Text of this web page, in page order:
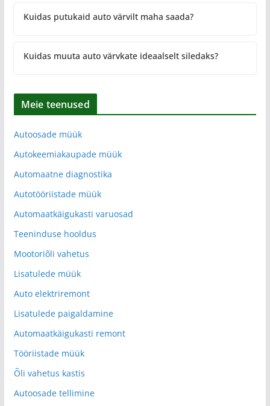
Kuidas putukaid auto värvilt maha saada?
Kuidas muuta auto värvkate ideaalselt siledaks?
Meie teenused
Autoosade müük
Autokeemiakaupade müük
Automaatne diagnostika
Autotööriistade müük
Automaatkäigukasti varuosad
Teeninduse hooldus
Mootoriõli vahetus
Lisatulede müük
Auto elektriremont
Lisatulede paigaldamine
Automaatkäigukasti remont
Tööriistade müük
Õli vahetus kastis
Autoosade tellimine